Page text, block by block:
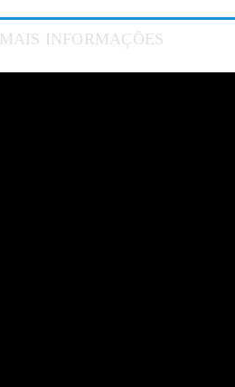
MAIS INFORMAÇÕES